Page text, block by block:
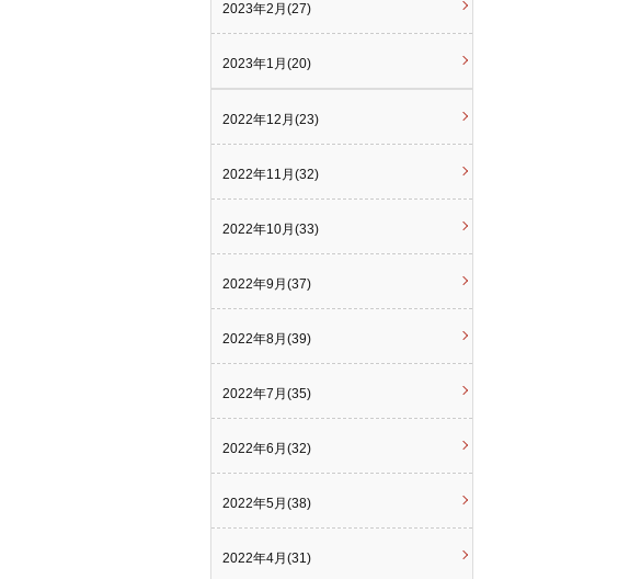
2023年2月(27)
2023年1月(20)
2022年12月(23)
2022年11月(32)
2022年10月(33)
2022年9月(37)
2022年8月(39)
2022年7月(35)
2022年6月(32)
2022年5月(38)
2022年4月(31)